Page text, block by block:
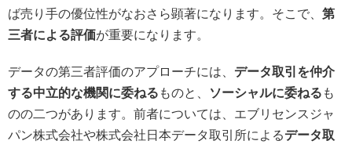
ば売り手の優位性がなおさら顕著になります。そこで、 第
三者による評価が重要になります。
データの第三者評価のアプローチには、 データ取引を仲介
する中立的な機関に委ねる ものと、 ソーシャルに委ねる も
のの二つがあります。前者については、エブリセンスジャ
パン株式会社や株式会社日本データ取引所によるデータ取